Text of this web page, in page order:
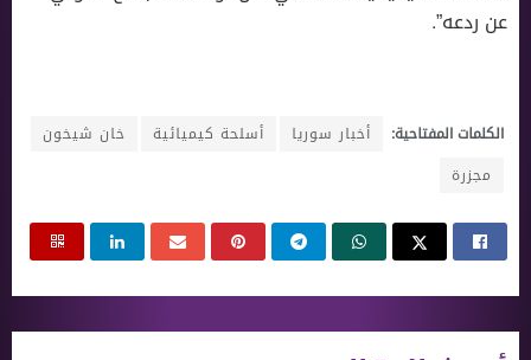
عن ردعه”.
الكلمات المفتاحية: أخبار سوريا أسلحة كيميائية
خان شيخون
مجزرة